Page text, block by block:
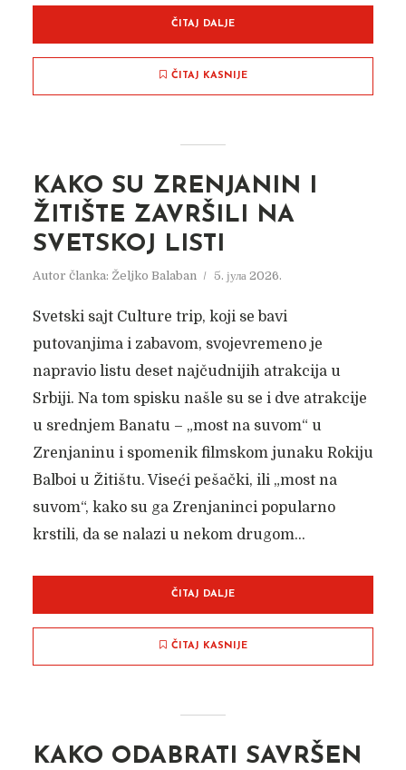
KIOSCI OD POLA VEKA
ČITAJ DALJE
ČITAJ KASNIJE
KAKO SU ZRENJANIN I
ŽITIŠTE ZAVRŠILI NA
SVETSKOJ LISTI
Autor članka: Željko Balaban 5. јула 2026.
Svetski sajt Culture trip, koji se bavi
putovanjima i zabavom, svojevremeno je
napravio listu deset najčudnijih atrakcija u
Srbiji. Na tom spisku našle su se i dve atrakcije
u srednjem Banatu – „most na suvom“ u
Zrenjaninu i spomenik filmskom junaku Rokiju
Balboi u Žitištu. Viseći pešački, ili „most na
suvom“, kako su ga Zrenjaninci popularno
krstili, da se nalazi u nekom drugom...
ČITAJ DALJE
ČITAJ KASNIJE
KAKO ODABRATI SAVRŠEN